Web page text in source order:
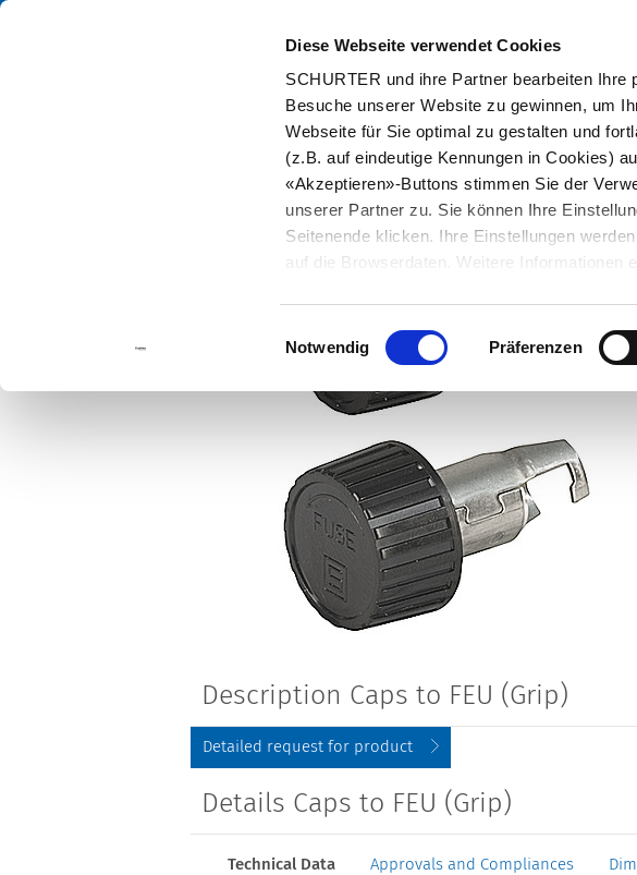
Diese Webseite verwendet Cookies
SCHURTER und ihre Partner bearbeiten
Besuche unserer Website zu gewinnen, um
Webseite für Sie optimal zu gestalten und
(z.B. auf eindeutige Kennungen in Cookies)
«Akzeptieren»-Buttons stimmen Sie der
unserer Partner zu. Sie können Ihre
Seitenende klicken. Ihre Einstellungen
auf die Browserdaten. Weitere Informationen
Einwilligungsauswahl
Notwendig Präferenzen
Katalog
Description Caps to FEU (Grip)
Detailed request for product
Details Caps to FEU (Grip)
Technical Data Approvals and Compliances